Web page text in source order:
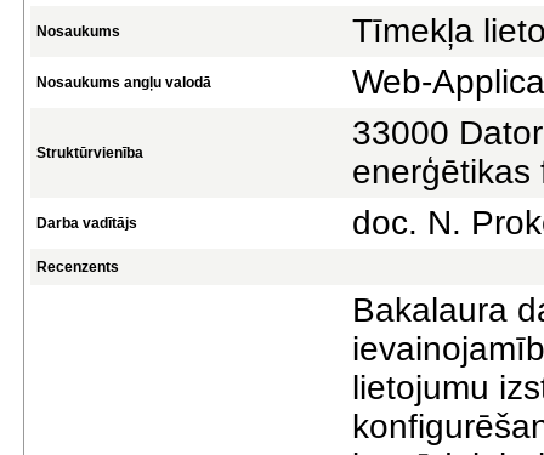
Nosaukums Tīmekļa
Nosaukums angļu valodā Web-
Struktūrvienība
33000
enerģētikas
Darba vadītājs doc. N.
Recenzents
Bakalaura
lietojumu